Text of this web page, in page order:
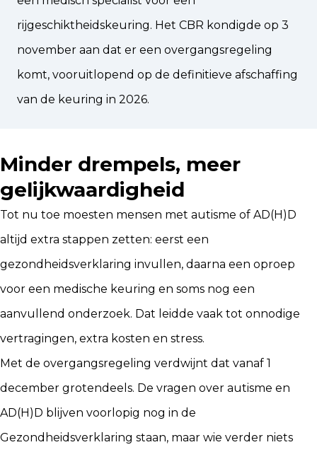
rijgeschiktheidskeuring. Het CBR kondigde op 3
november aan dat er een overgangsregeling
komt, vooruitlopend op de definitieve afschaffing
van de keuring in 2026.
Minder drempels, meer
gelijkwaardigheid
Tot nu toe moesten mensen met autisme of AD(H)D
altijd extra stappen zetten: eerst een
gezondheidsverklaring invullen, daarna een oproep
voor een medische keuring en soms nog een
aanvullend onderzoek. Dat leidde vaak tot onnodige
vertragingen, extra kosten en stress.
Met de overgangsregeling verdwijnt dat vanaf 1
december grotendeels. De vragen over autisme en
AD(H)D blijven voorlopig nog in de
Gezondheidsverklaring staan, maar wie verder niets